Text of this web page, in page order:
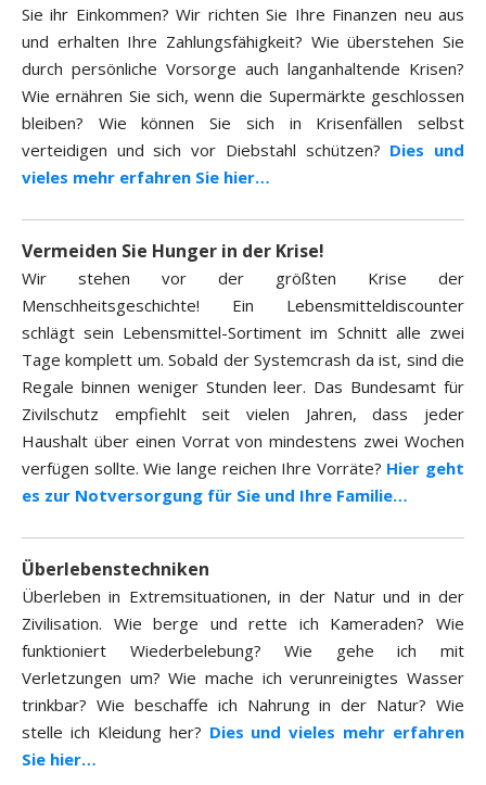
Sie ihr Einkommen? Wir richten Sie Ihre Finanzen neu aus
und erhalten Ihre Zahlungsfähigkeit? Wie überstehen Sie
durch persönliche Vorsorge auch langanhaltende Krisen?
Wie ernähren Sie sich, wenn die Supermärkte geschlossen
bleiben? Wie können Sie sich in Krisenfällen selbst
verteidigen und sich vor Diebstahl schützen? Dies und
vieles mehr erfahren Sie hier…
Vermeiden Sie Hunger in der Krise!
Wir stehen vor der größten Krise der
Menschheitsgeschichte! Ein Lebensmitteldiscounter
schlägt sein Lebensmittel-Sortiment im Schnitt alle zwei
Tage komplett um. Sobald der Systemcrash da ist, sind die
Regale binnen weniger Stunden leer. Das Bundesamt für
Zivilschutz empfiehlt seit vielen Jahren, dass jeder
Haushalt über einen Vorrat von mindestens zwei Wochen
verfügen sollte. Wie lange reichen Ihre Vorräte? Hier geht
es zur Notversorgung für Sie und Ihre Familie…
Überlebenstechniken
Überleben in Extremsituationen, in der Natur und in der
Zivilisation. Wie berge und rette ich Kameraden? Wie
funktioniert Wiederbelebung? Wie gehe ich mit
Verletzungen um? Wie mache ich verunreinigtes Wasser
trinkbar? Wie beschaffe ich Nahrung in der Natur? Wie
stelle ich Kleidung her? Dies und vieles mehr erfahren
Sie hier…